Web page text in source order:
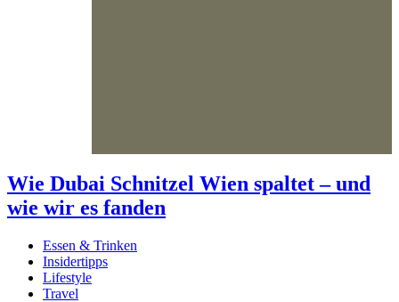
Wie Dubai Schnitzel Wien spaltet – und
wie wir es fanden
Essen & Trinken
Insidertipps
Lifestyle
Travel